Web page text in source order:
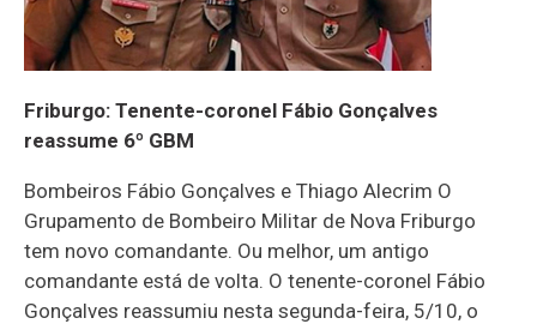
Friburgo: Tenente-coronel Fábio Gonçalves
reassume 6º GBM
Bombeiros Fábio Gonçalves e Thiago Alecrim O
Grupamento de Bombeiro Militar de Nova Friburgo
tem novo comandante. Ou melhor, um antigo
comandante está de volta. O tenente-coronel Fábio
Gonçalves reassumiu nesta segunda-feira, 5/10, o